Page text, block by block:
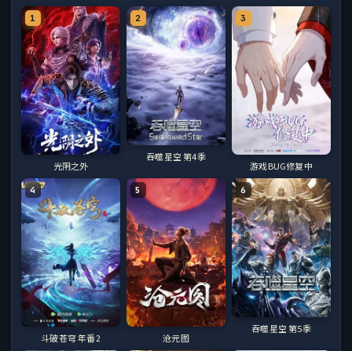
1
光阴之外
2
吞噬星空 第4季
3
游戏BUG修复中
4
斗破苍穹 年番2
5
沧元图
6
吞噬星空 第5季